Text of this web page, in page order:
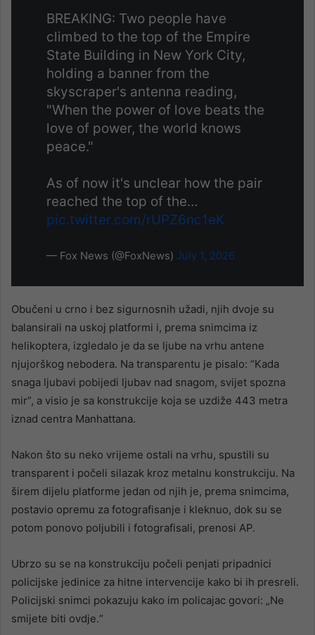
BREAKING: Two people have
climbed to the top of the Empire
State Building in New York City,
holding a banner from the
skyscraper's antenna reading,
"When the power of love beats the
love of power, the world knows
peace."
As of now it's unclear how the pair
reached the top of the…
pic.twitter.com/rUPZ6nc1eK
— Fox News (@FoxNews) July 1, 2026
Obučeni u crno i bez sigurnosnih užadi, njih dvoje su
balansirali na uskoj platformi i, prema snimcima iz
helikoptera, izgledalo je da se ljube na vrhu antene
njujorškog nebodera. Na transparentu je pisalo: “Kada
snaga ljubavi pobijedi ljubav nad snagom, svijet spozna
mir”, a visio je sa konstrukcije koja se uzdiže 443 metra
iznad centra Manhattana.
Nakon što su neko vrijeme ostali na vrhu, spustili su
transparent i počeli silazak kroz metalnu konstrukciju. Na
širem dijelu platforme jedan od njih je, prema snimcima,
postavio opremu za fotografisanje i kleknuo, dok su se
potom ponovo poljubili i fotografisali, prenosi AP.
Ubrzo su se na konstrukciju počeli penjati pripadnici
policijske jedinice za hitne intervencije kako bi ih presreli.
Policijski snimci pokazuju kako im policajac govori: „Ne
smijete biti ovdje.“